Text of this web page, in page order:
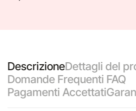
DescrizioneDettagli del
Domande Frequenti FAQ
Pagamenti Accettati